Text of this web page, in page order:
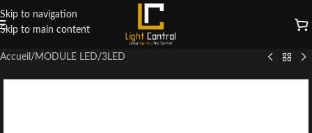
Skip to navigation
Skip to main content
Accueil / MODULE LED/3LED